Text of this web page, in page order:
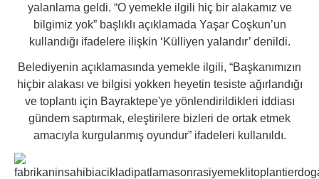
yalanlama geldi. “O yemekle ilgili hiç bir alakamız ve
bilgimiz yok” başlıklı açıklamada Yaşar Coşkun’un
kullandığı ifadelere ilişkin ‘Külliyen yalandır’ denildi.
Belediyenin açıklamasında yemekle ilgili, “Başkanımızın
hiçbir alakası ve bilgisi yokken heyetin tesiste ağırlandığı
ve toplantı için Bayraktepe'ye yönlendirildikleri iddiası
gündem saptırmak, eleştirilere bizleri de ortak etmek
amacıyla kurgulanmış oyundur” ifadeleri kullanıldı.